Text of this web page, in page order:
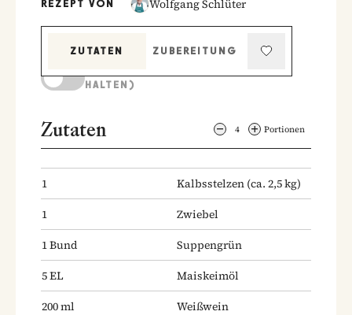
REZEPT VON Wolfgang Schlüter
ZUTATEN
ZUBEREITUNG
HALTEN)
Zutaten 4 Portionen
1 Kalbsstelzen (ca. 2,5 kg)
1
Zwiebel
1Bund
Suppengrün
5EL
Maiskeimöl
200ml
Weißwein